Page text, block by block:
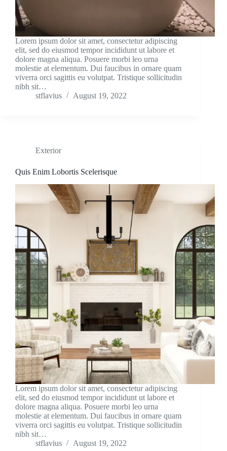
Lorem ipsum dolor sit amet, consectetur adipiscing
elit, sed do eiusmod tempor incididunt ut labore et
dolore magna aliqua. Posuere morbi leo urna
molestie at elementum. Dui faucibus in ornare quam
viverra orci sagittis eu volutpat. Tristique sollicitudin
nibh sit…
stflavius
August 19, 2022
Exterior
Quis Enim Lobortis Scelerisque
Lorem ipsum dolor sit amet, consectetur adipiscing
elit, sed do eiusmod tempor incididunt ut labore et
dolore magna aliqua. Posuere morbi leo urna
molestie at elementum. Dui faucibus in ornare quam
viverra orci sagittis eu volutpat. Tristique sollicitudin
nibh sit…
stflavius
August 19, 2022